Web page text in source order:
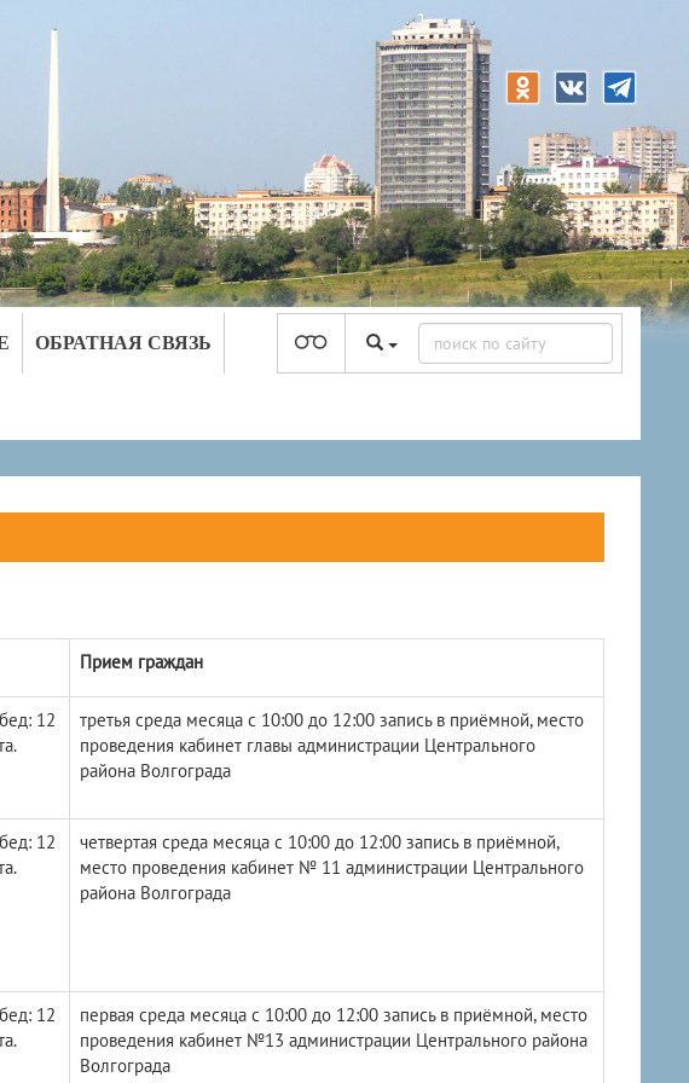
ОБРАТНАЯ СВЯЗЬ
Прием граждан
12
третья среда месяца с 10:00 до 12:00 запись в приёмной, место
проведения кабинет главы администрации Центрального
района Волгограда
12
четвертая среда месяца с 10:00 до 12:00 запись в приёмной,
место проведения кабинет № 11 администрации Центрального
района Волгограда
12
первая среда месяца с 10:00 до 12:00 запись в приёмной, место
проведения кабинет №13 администрации Центрального района
Волгограда